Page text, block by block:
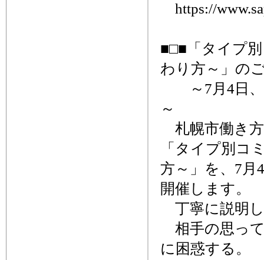
https://
■□■「タイプ
わり方～」の
～7月4日、
～
札幌市働き
「タイプ別コ
方～」を、7月
開催します。
丁寧に説明
相手の思っ
に困惑する。